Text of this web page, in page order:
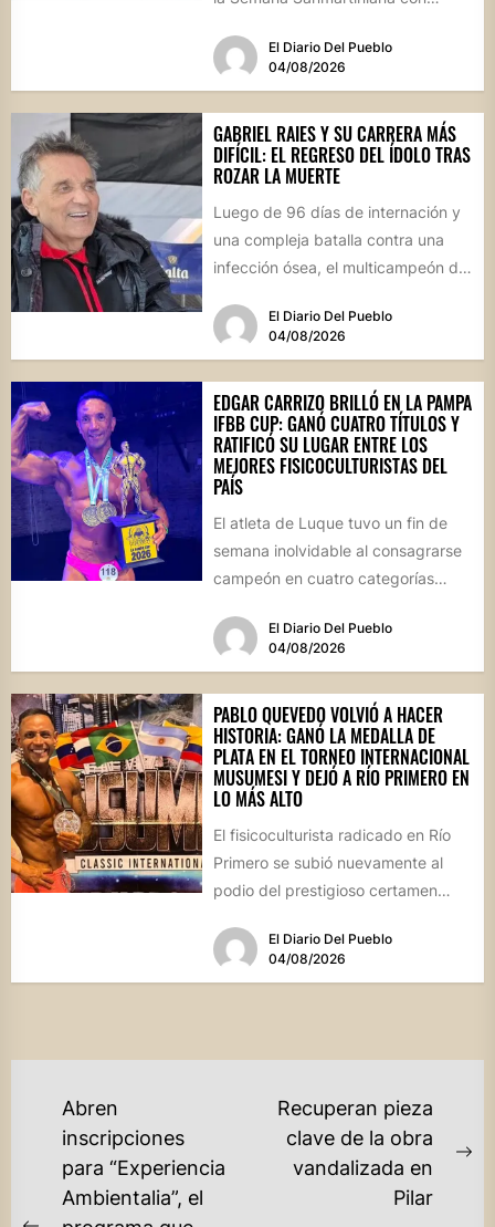
El Diario Del Pueblo
04/08/2026
GABRIEL RAIES Y SU CARRERA MÁS
DIFÍCIL: EL REGRESO DEL ÍDOLO TRAS
ROZAR LA MUERTE
Luego de 96 días de internación y
una compleja batalla contra una
infección ósea, el multicampeón de
El Diario Del Pueblo
04/08/2026
EDGAR CARRIZO BRILLÓ EN LA PAMPA
IFBB CUP: GANÓ CUATRO TÍTULOS Y
RATIFICÓ SU LUGAR ENTRE LOS
MEJORES FISICOCULTURISTAS DEL
PAÍS
El atleta de Luque tuvo un fin de
semana inolvidable al consagrarse
campeón en cuatro categorías
competencia...El Diario Del Pueblo
04/08/2026
PABLO QUEVEDO VOLVIÓ A HACER
HISTORIA: GANÓ LA MEDALLA DE
PLATA EN EL TORNEO INTERNACIONAL
MUSUMESI Y DEJÓ A RÍO PRIMERO EN
LO MÁS ALTO
El fisicoculturista radicado en Río
Primero se subió nuevamente al
podio del prestigioso certamen
este fin de...El Diario Del Pueblo
04/08/2026
NAVEGACIÓN
ENTRADAS
Abren
inscripciones
para “Experiencia
Ambientalia”, el
Recuperan pieza
clave de la obra
vandalizada en
Pilar